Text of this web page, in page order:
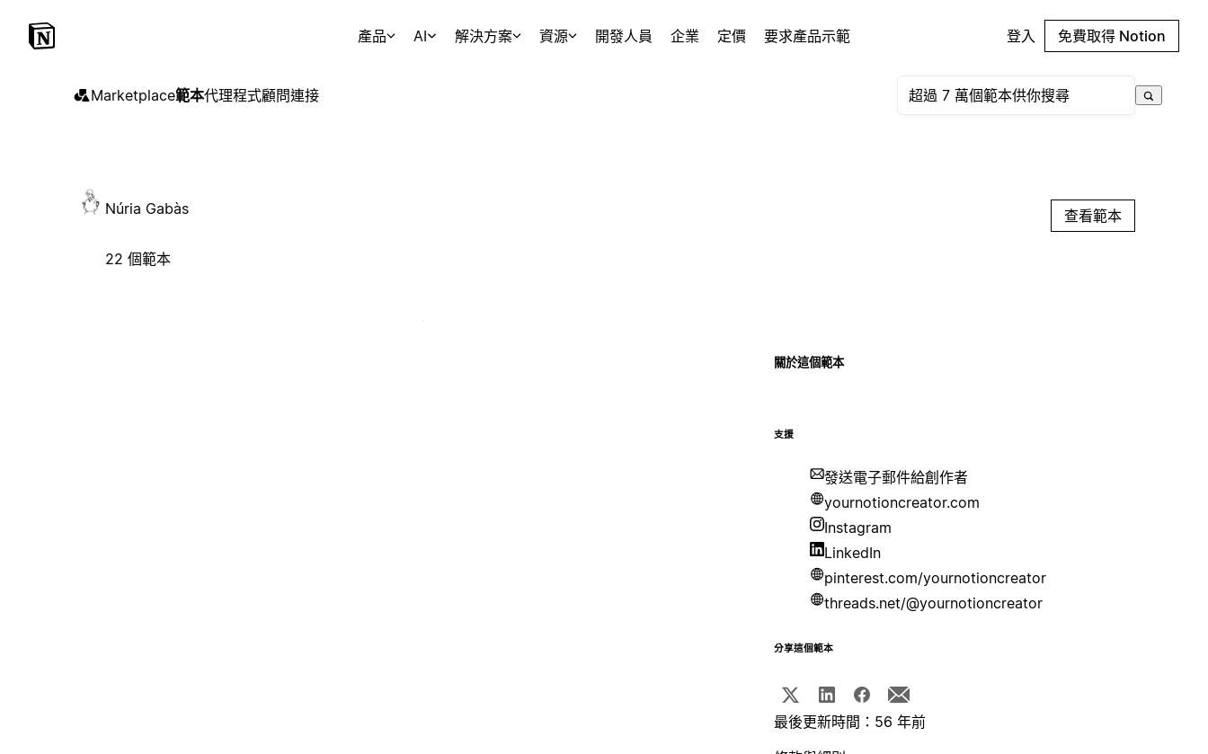
產品 AI 解決方案 資源 開發人員 企業 定價 要求產品示範 登入 免費取得 Notion
Marketplace範本代理程式顧問連接
Núria Gabàs
22 個範本
查看範本
關於這個範本
支援
發送電子郵件給創作者
yournotioncreator.com
Instagram
LinkedIn
pinterest.com/yournotioncreator
threads.net/@yournotioncreator
分享這個範本
最後更新時間：56 年前